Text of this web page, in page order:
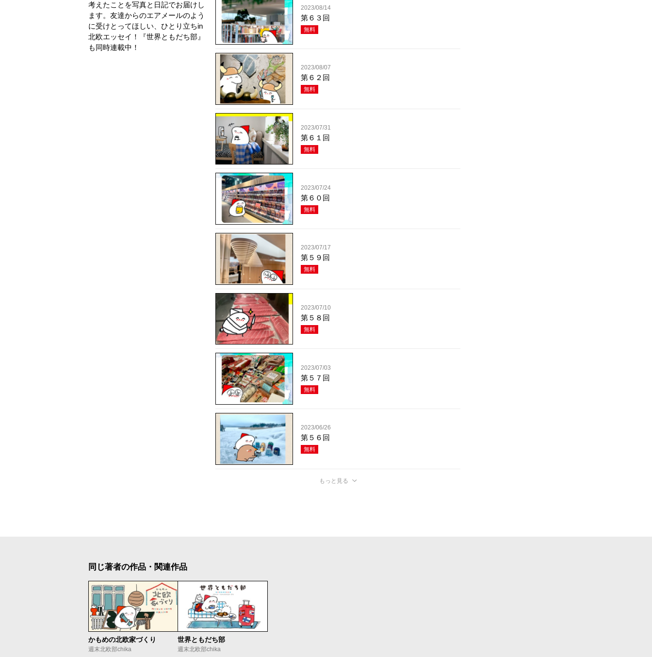
考えたことを写真と日記でお届けし
ます。友達からのエアメールのよう
に受けとってほしい、ひとり立ちin
北欧エッセイ！ 『世界ともだち部』
も同時連載中！
2023/08/14
第６３回
無料
2023/08/07
第６２回
無料
2023/07/31
第６１回
無料
2023/07/24
第６０回
無料
2023/07/17
第５９回
無料
2023/07/10
第５８回
無料
2023/07/03
第５７回
無料
2023/06/26
第５６回
無料
もっと見る
同じ著者の作品・関連作品
かもめの北欧家づくり
週末北欧部chika
世界ともだち部
週末北欧部chika